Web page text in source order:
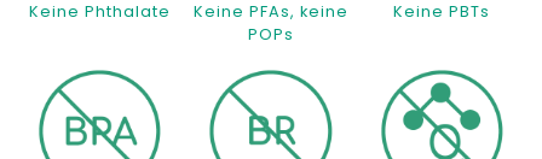
Keine Phthalate
Keine PFAs, keine
POPs
Keine PBTs